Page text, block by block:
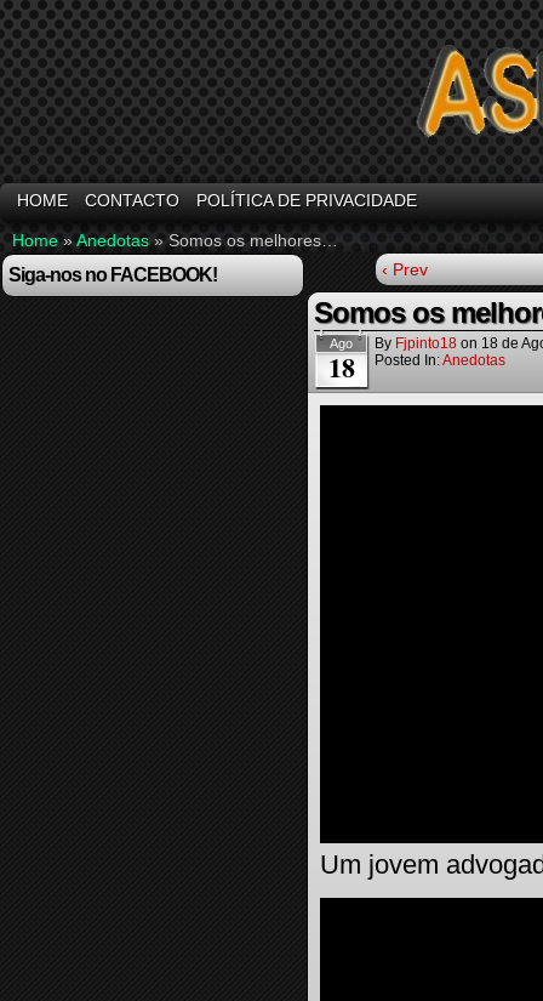
HOME CONTACTO POLÍTICA DE PRIVACIDADE
Home »Anedotas » Somos os melhores…
Siga-nos no FACEBOOK! ‹ Prev
Somos os
Ago
18
By Fjpinto18 on 18 de
Posted In:Anedotas
Um jovem